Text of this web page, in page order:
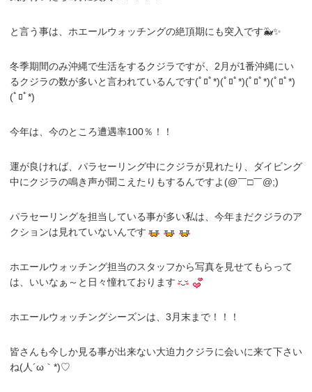
と言う事は、ホエールウォッチングの絶頂期にも突入です🐳✨
冬季期間のみ沖縄で生活をするクジラですが、2月が1番沖縄にい
るクジラの数が多いと言われているんです(ﾟﾛﾟ*)(ﾟﾛﾟ*)(ﾟﾛﾟ*)(ﾟﾛﾟ*)
(ﾟﾛﾟ*)
今年は、今のところ遭遇率100％！！
運が良ければ、パラセーリング中にクジラが見れたり、ダイビング
中にクジラの鳴き声が聞こえたりもするんですよ(@￣□￣@;)
パラセーリングを担当している事が多い私は、今年まだクジラのア
クションは見れていないんです
ホエールウォッチング担当のスタッフから写真を見せてもらって
は、いいなぁ～と日々憧れております
ホエールウォッチングシーズンは、3月末まで！！！
皆さんも今しか見る事が出来ない大迫力クジラに会いに来て下さい
ね(人´ω｀*)♡